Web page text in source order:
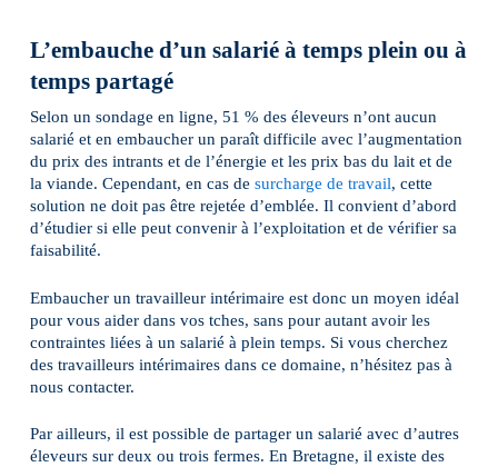
L’embauche d’un salarié à temps plein ou à
temps partagé
Selon un sondage en ligne, 51 % des éleveurs n’ont aucun
salarié et en embaucher un paraît difficile avec l’augmentation
du prix des intrants et de l’énergie et les prix bas du lait et de
la viande. Cependant, en cas de surcharge de travail, cette
solution ne doit pas être rejetée d’emblée. Il convient d’abord
d’étudier si elle peut convenir à l’exploitation et de vérifier sa
faisabilité.
Embaucher un travailleur intérimaire est donc un moyen idéal
pour vous aider dans vos tches, sans pour autant avoir les
contraintes liées à un salarié à plein temps. Si vous cherchez
des travailleurs intérimaires dans ce domaine, n’hésitez pas à
nous contacter.
Par ailleurs, il est possible de partager un salarié avec d’autres
éleveurs sur deux ou trois fermes. En Bretagne, il existe des